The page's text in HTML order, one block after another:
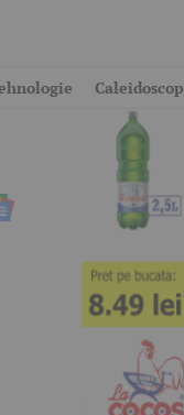
Caleidoscop